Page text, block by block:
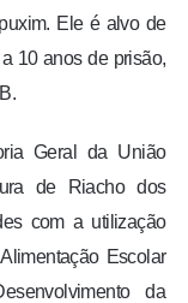
Ele é alvo de
10 anos de prisão,
Geral da União
de Riacho dos
com a utilização
Escolar
da